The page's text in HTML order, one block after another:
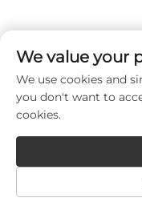
We value your
We use cookies and
you don't want to
cookies.